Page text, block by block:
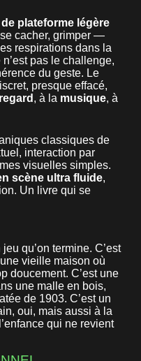
plateforme légère
cacher, grimper —
respirations dans la
pas le challenge,
du geste. Le
presque effacé,
regard , à la musique, à
classiques de
interaction par
visuelles simples.
scène ultra fluide,
Un livre qui se
qu’on termine. C’est
vieille maison où
doucement. C’est une
une malle en bois,
de 1903. C’est un
oui, mais aussi à la
qui ne revient